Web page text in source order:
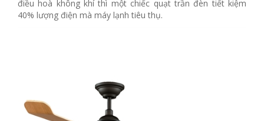
điều hoà không khí thì một chiếc quạt trần đèn tiết kiệm
40% lượng điện mà máy lạnh tiêu thụ.